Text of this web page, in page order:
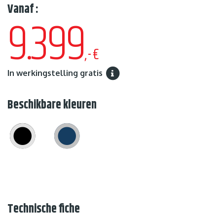
Vanaf :
9.399,-€
In werkingstelling gratis
Beschikbare kleuren
Technische fiche